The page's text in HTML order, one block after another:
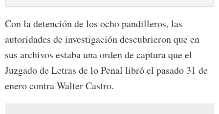
Con la detención de los ocho pandilleros, las
autoridades de investigación descubrieron que en
sus archivos estaba una orden de captura que el
Juzgado de Letras de lo Penal libró el pasado 31 de
enero contra Walter Castro.